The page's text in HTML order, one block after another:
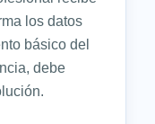
los datos
básico del
debe